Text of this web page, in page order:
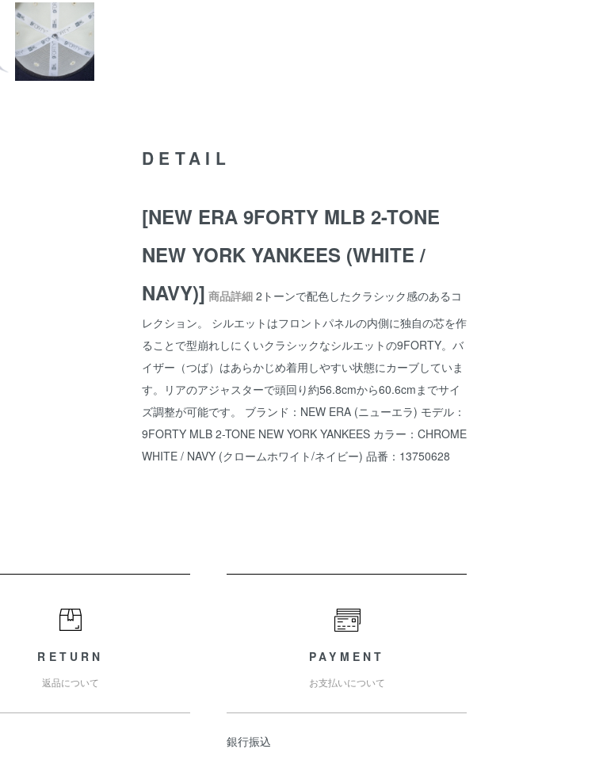
DETAIL
[NEW ERA 9FORTY MLB 2-TONE
NEW YORK YANKEES (WHITE /
NAVY)] 商品詳細 2トーンで配色したクラシック感のあるコ
レクション。 シルエットはフロントパネルの内側に独自の芯を作
ることで型崩れしにくいクラシックなシルエットの9FORTY。バ
イザー（つば）はあらかじめ着用しやすい状態にカーブしていま
す。リアのアジャスターで頭回り約56.8cmから60.6cmまでサイ
ズ調整が可能です。 ブランド：NEW ERA (ニューエラ) モデル：
9FORTY MLB 2-TONE NEW YORK YANKEES カラー：CHROME
WHITE / NAVY (クロームホワイト/ネイビー) 品番：13750628
RETURN
返品について
PAYMENT
お支払いについて
銀行振込